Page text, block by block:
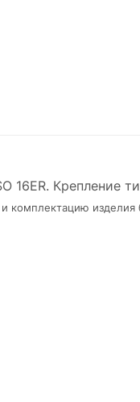
16ER. Крепление
комплектацию